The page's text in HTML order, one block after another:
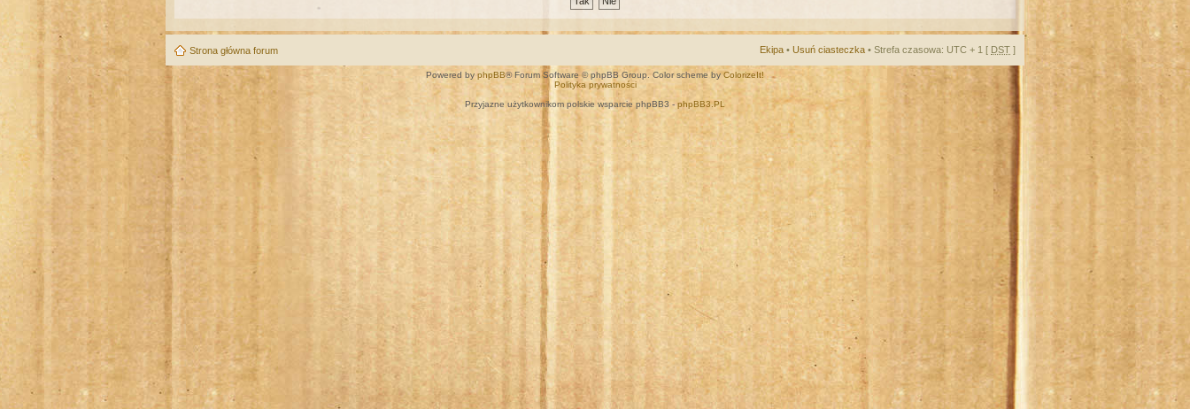
Strona główna forum Ekipa • Usuń ciasteczka • Strefa czasowa: UTC + 1 [ DST ]
Powered by phpBB® Forum Software © phpBB Group. Color scheme byColorizeIt!
Polityka prywatności
Przyjazne użytkownikom polskie wsparcie phpBB3 -phpBB3.PL